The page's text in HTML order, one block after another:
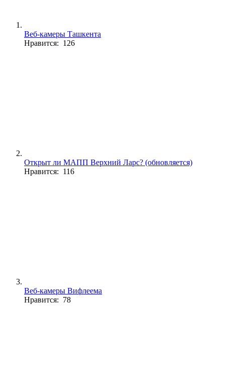
Веб-камеры Ташкента
Нравится: 126
Открыт ли МАПП Верхний Ларс? (обновляется)
Нравится: 116
Веб-камеры Вифлеема
Нравится: 78